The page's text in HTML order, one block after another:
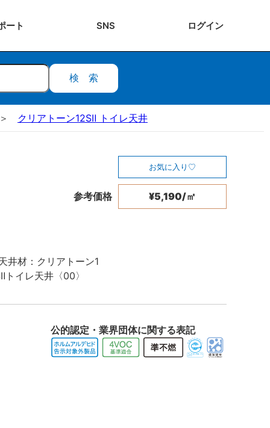
ート SNS ログイン
検索
クリアトーン12SⅡ トイレ天井
お気に入り
参考価格 ¥5,190/㎡
公的認定・業界団体に関する表記